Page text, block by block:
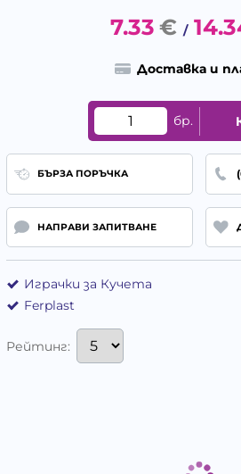
7.33 € /
Доставка и
бр.
БЪРЗА ПОРЪЧКА
НАПРАВИ ЗАПИТВАНЕ
Играчки за Кучета
Ferplast
Рейтинг: